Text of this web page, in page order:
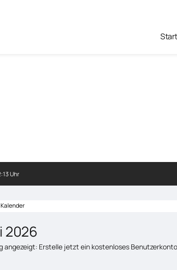
Uhr
Kalender
2026
angezeigt: Erstelle jetzt ein kostenloses